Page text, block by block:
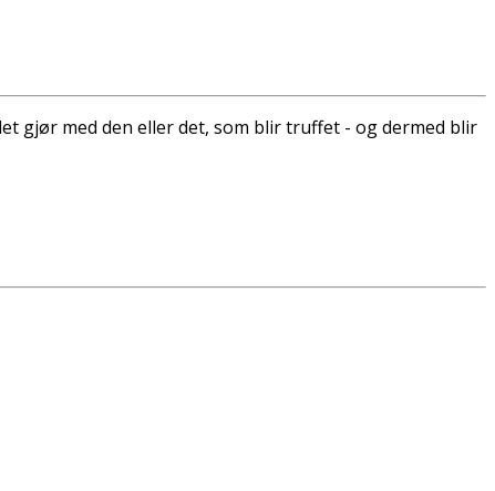
gjør med den eller det, som blir truffet - og dermed blir